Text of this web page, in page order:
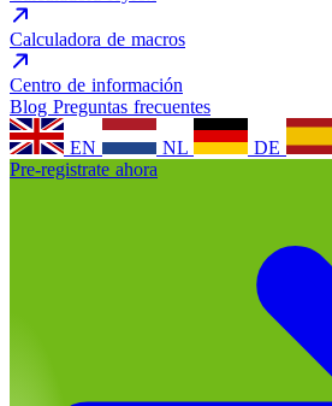
Calculadora de macros
Centro de información
Blog Preguntas frecuentes
EN
NL DE
Pre-registrate ahora